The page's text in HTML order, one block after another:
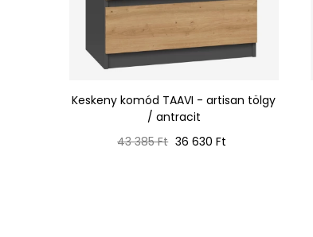
Keskeny komód TAAVI - artisan tölgy
/ antracit
Normál
43 385 Ft Ár
36 630 Ft